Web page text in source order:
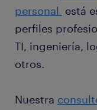
personal está
perfiles
TI, ingeniería,
otros.
Nuestra